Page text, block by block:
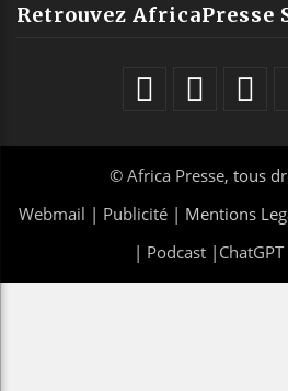
Retrouvez AfricaPresse
© Africa Presse, tous
Webmail | Publicité | Mentions
| Podcast| ChatGPT